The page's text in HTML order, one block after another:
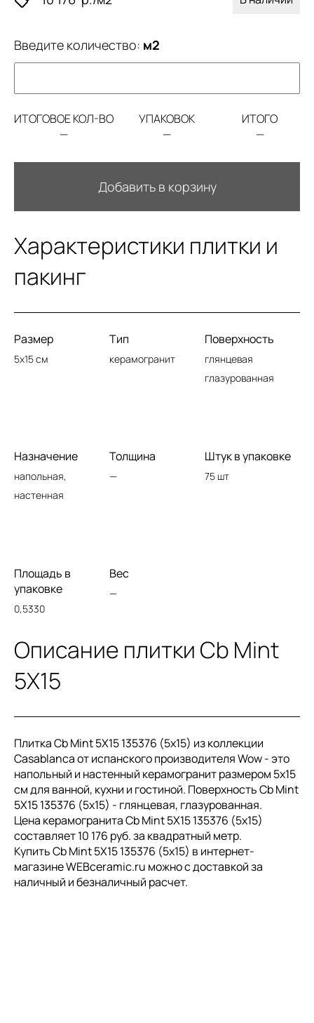
Введите количество: м2
ИТОГОВОЕ КОЛ-ВО
—
УПАКОВОК
—
ИТОГО
—
Добавить в корзину
Характеристики плитки и
пакинг
Размер
5x15 см
Тип
керамогранит
Поверхность
глянцевая
глазурованная
Назначение
напольная,
настенная
Толщина
—
Штук в упаковке
75 шт
Площадь в
упаковке
0,5330
Вес
—
Описание плитки Cb Mint
5X15
Плитка Cb Mint 5X15 135376 (5x15) из коллекции
Casablanca от испанского производителя Wow - это
напольный и настенный керамогранит размером 5x15
см для ванной, кухни и гостиной. Поверхность Cb Mint
5X15 135376 (5x15) - глянцевая, глазурованная.
Цена керамогранита Cb Mint 5X15 135376 (5x15)
составляет 10 176 руб. за квадратный метр.
Купить Cb Mint 5X15 135376 (5x15) в интернет-
магазине WEBceramic.ru можно с доставкой за
наличный и безналичный расчет.